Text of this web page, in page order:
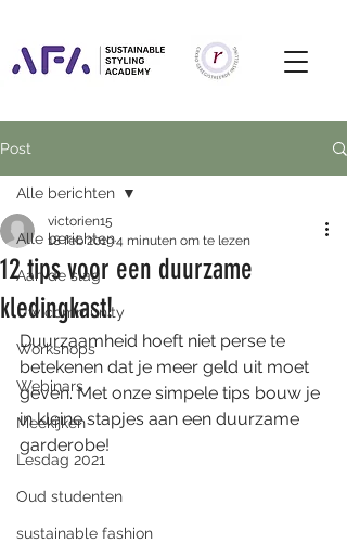
Post
Alle berichten
Aan de slag
Uw community
Workshops
Webinars
Meekijken
Lesdag 2021
Oud studenten
sustainable fashion
Alle berichten
12 tips voor een duurzame
kledingkast!
victorien15
18 feb 20194 minuten om te lezen
Duurzaamheid hoeft niet perse te
betekenen dat je meer geld uit moet
geven. Met onze simpele tips bouw je
in kleine stapjes aan een duurzame
garderobe!